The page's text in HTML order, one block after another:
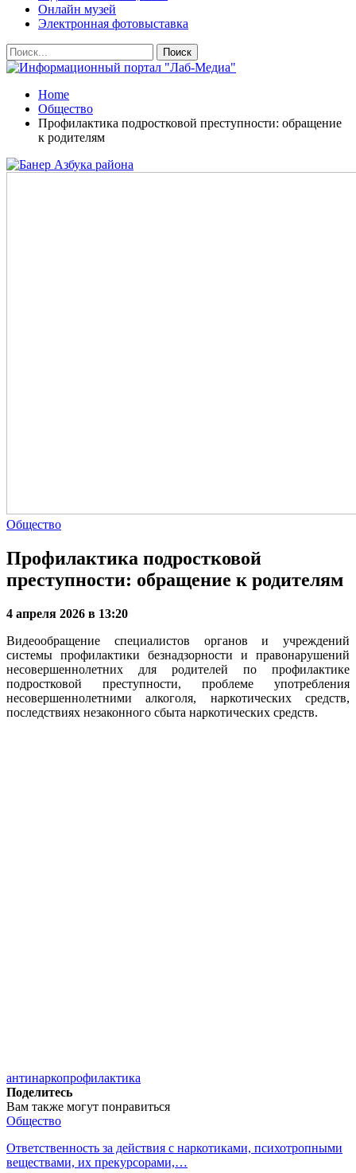
Онлайн музей
Электронная фотовыставка
Home
Общество
Профилактика подростковой преступности: обращение
к родителям
Общество
Профилактика подростковой
преступности: обращение к родителям
4 апреля 2026 в 13:20
Видеообращение специалистов органов и учреждений
системы профилактики безнадзорности и правонарушений
несовершеннолетних для родителей по профилактике
подростковой преступности, проблеме употребления
несовершеннолетними алкоголя, наркотических средств,
последствиях незаконного сбыта наркотических средств.
антинаркопрофилактика
Поделитесь
Вам также могут понравиться
Общество
Ответственность за действия с наркотиками, психотропными
веществами, их прекурсорами,…